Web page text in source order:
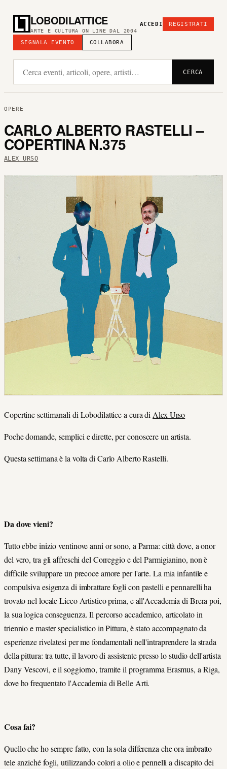
LOBODILATTICE
ARTE E CULTURA ON LINE DAL 2004
SEGNALA EVENTO COLLABORA
ACCEDI REGISTRATI
CERCA
OPERE
CARLO ALBERTO RASTELLI –
COPERTINA N.375
ALEX URSO
Copertine settimanali di Lobodilattice a cura di Alex Urso
Poche domande, semplici e dirette, per conoscere un artista.
Questa settimana è la volta di Carlo Alberto Rastelli.
Da dove vieni?
Tutto ebbe inizio ventinove anni or sono, a Parma: città dove, a onor
del vero, tra gli affreschi del Correggio e del Parmigianino, non è
difficile sviluppare un precoce amore per l'arte. La mia infantile e
compulsiva esigenza di imbrattare fogli con pastelli e pennarelli ha
trovato nel locale Liceo Artistico prima, e all'Accademia di Brera poi,
la sua logica conseguenza. Il percorso accademico, articolato in
triennio e master specialistico in Pittura, è stato accompagnato da
esperienze rivelatesi per me fondamentali nell'intraprendere la strada
della pittura: tra tutte, il lavoro di assistente presso lo studio dell'artista
Dany Vescovi, e il soggiorno, tramite il programma Erasmus, a Riga,
dove ho frequentato l'Accademia di Belle Arti.
Cosa fai?
Quello che ho sempre fatto, con la sola differenza che ora imbratto
tele anziché fogli, utilizzando colori a olio e pennelli a discapito dei